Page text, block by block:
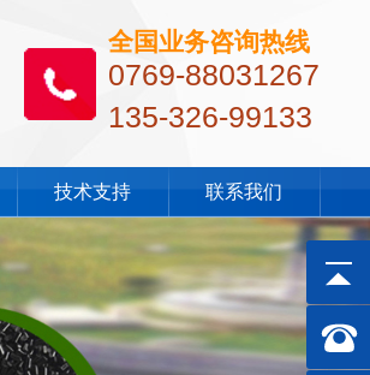
全国业务咨询热线
0769-88031267
135-326-99133
技术支持 联系我们